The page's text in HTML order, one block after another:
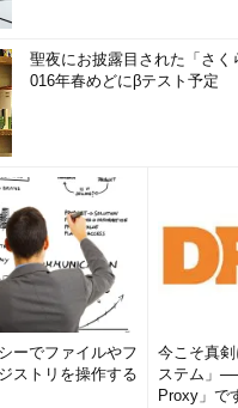
聖夜にお披露目された「さ
016年春めどにβテスト予定
ーでファイルやフ
ストリを操作する
今こそ真
ステム」
Proxy」で